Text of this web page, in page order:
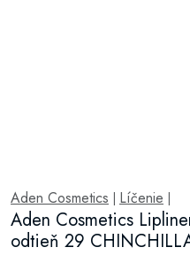
Aden Cosmetics Líčenie
Aden Cosmetics
odtieň 29